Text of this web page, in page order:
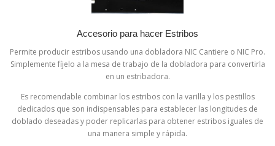
Accesorio para hacer Estribos
Permite producir estribos usando una dobladora NIC Cantiere o NIC Pro.
Simplemente fíjelo a la mesa de trabajo de la dobladora para convertirla
en un estribadora.
Es recomendable combinar los estribos con la varilla y los pestillos
dedicados que son indispensables para establecer las longitudes de
doblado deseadas y poder replicarlas para obtener estribos iguales de
una manera simple y rápida.